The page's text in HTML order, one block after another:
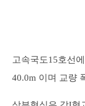
고속국도15호선
40.0m 이며 교량